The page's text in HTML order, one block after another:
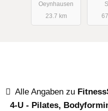
Oeynhausen
23.7 km
Alle Angaben zu
4-U - Pilates,